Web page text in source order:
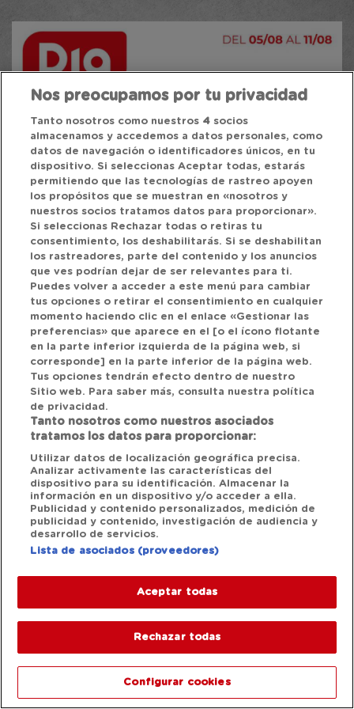
1/12
Nos preocupamos por tu privacidad
Tanto nosotros como nuestros 4 socios
almacenamos y accedemos a datos personales, como
datos de navegación o identificadores únicos, en tu
dispositivo. Si seleccionas Aceptar todas, estarás
permitiendo que las tecnologías de rastreo apoyen
los propósitos que se muestran en «nosotros y
nuestros socios tratamos datos para proporcionar».
Si seleccionas Rechazar todas o retiras tu
consentimiento, los deshabilitarás. Si se deshabilitan
los rastreadores, parte del contenido y los anuncios
que ves podrían dejar de ser relevantes para ti.
Puedes volver a acceder a este menú para cambiar
tus opciones o retirar el consentimiento en cualquier
momento haciendo clic en el enlace «Gestionar las
preferencias» que aparece en el [o el ícono flotante
en la parte inferior izquierda de la página web, si
corresponde] en la parte inferior de la página web.
Tus opciones tendrán efecto dentro de nuestro
Sitio web. Para saber más, consulta nuestra política
de privacidad.
Tanto nosotros como nuestros asociados
tratamos los datos para proporcionar:
Utilizar datos de localización geográfica precisa.
Analizar activamente las características del
dispositivo para su identificación. Almacenar la
información en un dispositivo y/o acceder a ella.
Publicidad y contenido personalizados, medición de
publicidad y contenido, investigación de audiencia y
desarrollo de servicios.
Lista de asociados (proveedores)
Aceptar todas
Rechazar todas
Configurar cookies